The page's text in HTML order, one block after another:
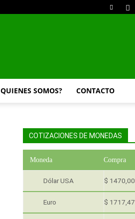
QUIENES SOMOS? CONTACTO
COTIZACIONES DE MONEDAS
Moneda Compra
Dólar USA $ 1470,00
Euro $ 1717,47